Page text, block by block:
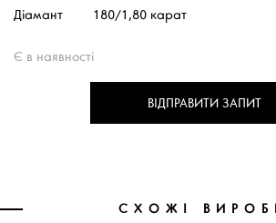
Діамант
180/1,80 карат
Є в наявності
ВІДПРАВИТИ ЗАПИТ
СХОЖІ